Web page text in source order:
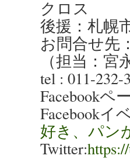
クロス
後援：札幌
お問合せ先
（担当：宮
tel : 011-232-
Facebookペ
Facebookイ
好き、パン
Twitter: